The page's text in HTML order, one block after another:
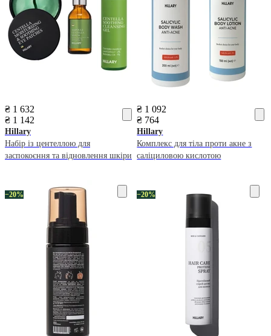
₴ 1 632
₴ 1 142
Hillary
Набір із центеллою для
заспокоєння та відновлення шкіри
₴ 1 092
₴ 764
Hillary
Комплекс для тіла проти акне з
саліциловою кислотою
−20% −20%